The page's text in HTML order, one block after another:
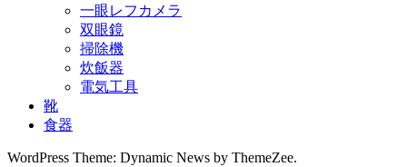
一眼レフカメラ
双眼鏡
掃除機
炊飯器
電気工具
靴
食器
WordPress Theme: Dynamic News by ThemeZee.